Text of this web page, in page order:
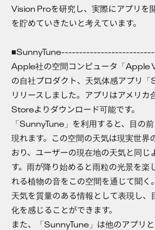
Vision Proを研究し、実際にアプリを
を貯めていきたいと考えています。
Apple社の空間コンピュータ「Apple
の自社プロダクト、天気体感アプリ
リリースしました。アプリはアメリ
Storeよりダウンロード可能です。
「SunnyTune」を利用すると、目の
現れます。この空間の天気は現実世界
おり、ユーザーの現在地の天気と同じ
す。雨が降り始めると雨粒の光景を楽
れる植物の音をこの空間を通じて聞く
天気を質量のある情報として表現し、
化を感じることができます。
また、「SunnyTune」は他のアプリ